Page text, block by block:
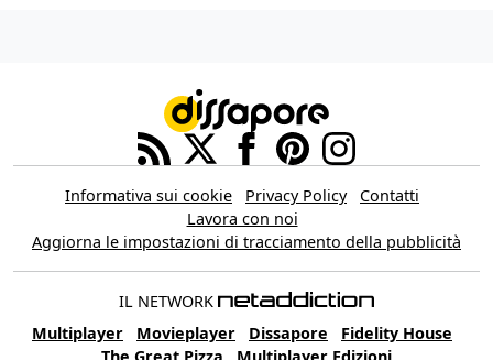
Informativa sui cookie Privacy Policy
Contatti
Lavora con noi
Aggiorna le impostazioni di tracciamento della pubblicità
IL NETWORK
Multiplayer
Movieplayer Dissapore
Fidelity House